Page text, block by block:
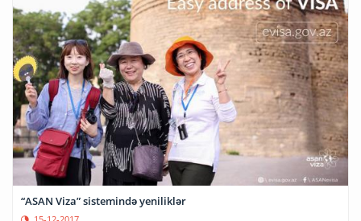
“ASAN Viza” sistemində yeniliklər